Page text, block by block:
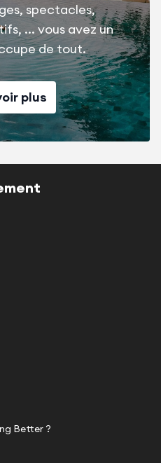
spectacles,
... vous avez un
de tout.
plus
Better ?